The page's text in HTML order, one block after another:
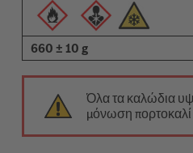
660 ± 10 g
Όλα τα καλώδια
μόνωση